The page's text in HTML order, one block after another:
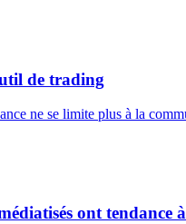
de trading
ne se limite plus à la
ont tendance